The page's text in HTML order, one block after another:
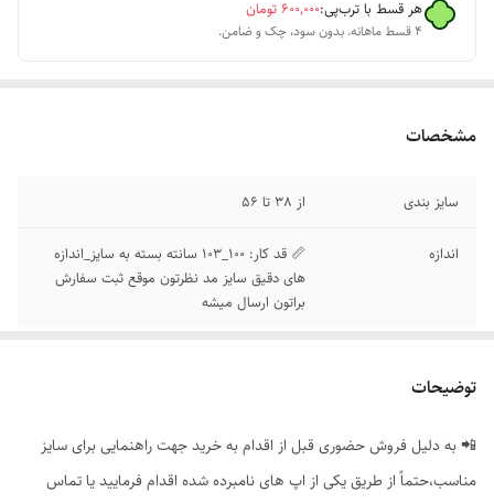
هر قسط با ترب‌پی:۶۰۰٬۰۰۰ تومان
۴ قسط ماهانه. بدون سود، چک و ضامن.
مشخصات
سایز بندی از 38 تا 56
اندازه
📏 قد کار: 100_103 سانته بسته به سایز_اندازه
های دقیق سایز مد نظرتون موقع ثبت سفارش
براتون ارسال میشه
توضیحات
📲 به دلیل فروش حضوری قبل از اقدام به خرید جهت راهنمایی برای سایز
مناسب،حتماً از طریق یکی از اپ های نامبرده شده اقدام فرمایید یا تماس